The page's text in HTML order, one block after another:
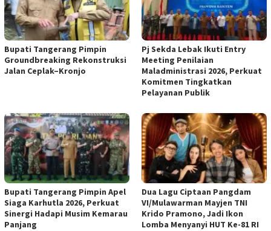
Bupati Tangerang Pimpin
Groundbreaking Rekonstruksi
Jalan Ceplak–Kronjo
Pj Sekda Lebak Ikuti Entry
Meeting Penilaian
Maladministrasi 2026, Perkuat
Komitmen Tingkatkan
Pelayanan Publik
Bupati Tangerang Pimpin Apel
Siaga Karhutla 2026, Perkuat
Sinergi Hadapi Musim Kemarau
Panjang
Dua Lagu Ciptaan Pangdam
VI/Mulawarman Mayjen TNI
Krido Pramono, Jadi Ikon
Lomba Menyanyi HUT Ke-81 RI